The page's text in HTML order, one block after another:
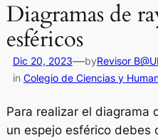
Diagramas de
esféricos
Dic 20, 2023—byRevisor
in Colegio de Ciencias y
Para realizar el diagrama
un espejo esférico debes